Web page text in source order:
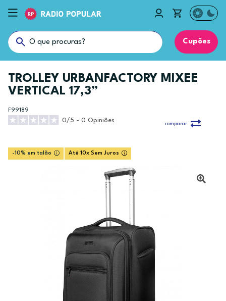
Cupões
TROLLEY URBANFACTORY MIXEE
VERTICAL 17,3”
F99189
0/5 - 0 Opiniões
comparar
-10% em talão Até 10x Sem Juros